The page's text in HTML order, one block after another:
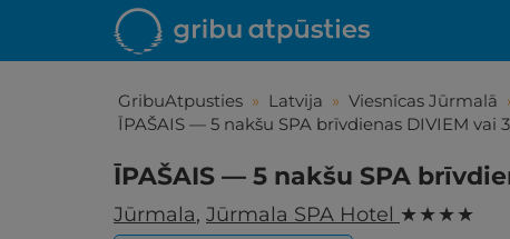
GribuAtpusties » Latvija » Viesnīcas Jūrmalā
ĪPAŠAIS — 5 nakšu SPA brīvdienas DIVIEM vai
ĪPAŠAIS — 5 nakšu SPA
Jūrmala, Jūrmala SPA Hotel ★ ★ ★ ★